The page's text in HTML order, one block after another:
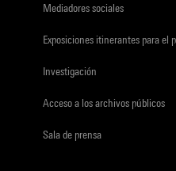
Mediadores sociales
Exposiciones itinerantes para el
Investigación
Acceso a los archivos públicos
Sala de prensa